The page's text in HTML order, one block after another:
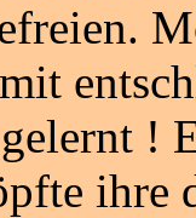
!
ihre